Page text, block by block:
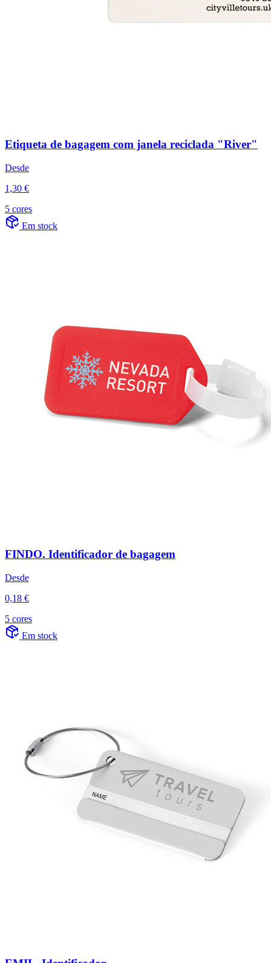
Etiqueta de bagagem com janela reciclada "River"
Desde
1,30 €
5 cores
Em stock
FINDO. Identificador de bagagem
Desde
0,18 €
5 cores
Em stock